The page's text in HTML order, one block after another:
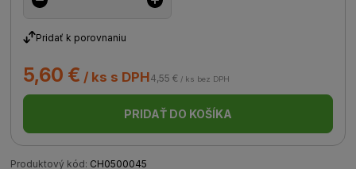
Pridať k porovnaniu
5,60 € / ks s DPH4,55 € / ks bez DPH
PRIDAŤ DO KOŠÍKA
Produktový kód: CH0500045